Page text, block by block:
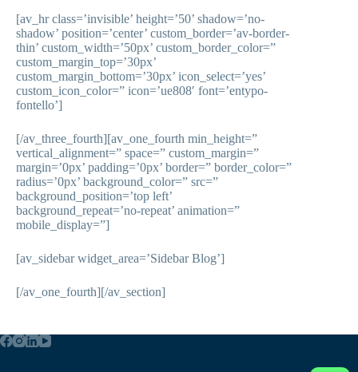
[av_hr class=’invisible’ height=’50’ shadow=’no-
shadow’ position=’center’ custom_border=’av-border-
thin’ custom_width=’50px’ custom_border_color=”
custom_margin_top=’30px’
custom_margin_bottom=’30px’ icon_select=’yes’
custom_icon_color=” icon=’ue808′ font=’entypo-
fontello’]
[/av_three_fourth][av_one_fourth min_height=”
vertical_alignment=” space=” custom_margin=”
margin=’0px’ padding=’0px’ border=” border_color=”
radius=’0px’ background_color=” src=”
background_position=’top left’
background_repeat=’no-repeat’ animation=”
mobile_display=”]
[av_sidebar widget_area=’Sidebar Blog’]
[/av_one_fourth][/av_section]